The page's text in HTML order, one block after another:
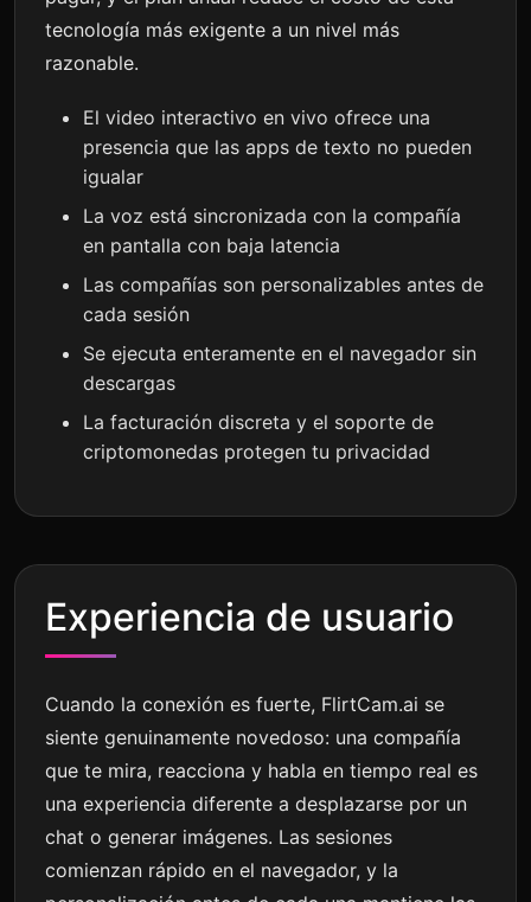
tecnología más exigente a un nivel más
razonable.
El video interactivo en vivo ofrece una
presencia que las apps de texto no pueden
igualar
La voz está sincronizada con la compañía
en pantalla con baja latencia
Las compañías son personalizables antes de
cada sesión
Se ejecuta enteramente en el navegador sin
descargas
La facturación discreta y el soporte de
criptomonedas protegen tu privacidad
Experiencia de usuario
Cuando la conexión es fuerte, FlirtCam.ai se
siente genuinamente novedoso: una compañía
que te mira, reacciona y habla en tiempo real es
una experiencia diferente a desplazarse por un
chat o generar imágenes. Las sesiones
comienzan rápido en el navegador, y la